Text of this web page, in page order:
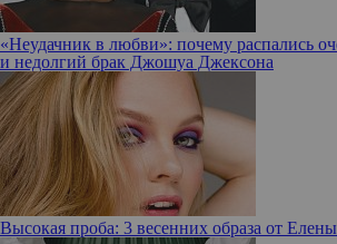
«Неудачник в любви»: почему распались
и недолгий брак Джошуа Джексона
Высокая проба: 3 весенних образа от